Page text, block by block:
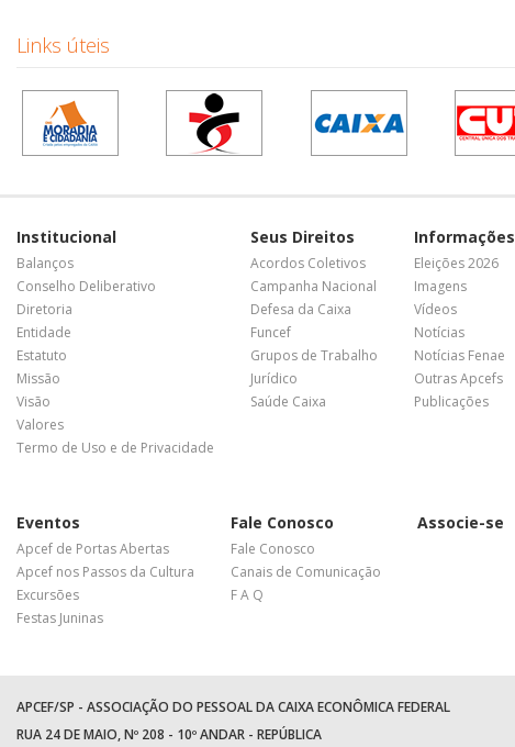
Links úteis
Institucional
Balanços
Conselho Deliberativo
Diretoria
Entidade
Estatuto
Missão
Visão
Valores
Termo de Uso e de Privacidade
Seus Direitos
Acordos Coletivos
Campanha Nacional
Defesa da Caixa
Funcef
Grupos de Trabalho
Jurídico
Saúde Caixa
Informações
Eleições 2026
Imagens
Vídeos
Notícias
Notícias Fenae
Outras Apcefs
Publicações
Eventos
Apcef de Portas Abertas
Apcef nos Passos da Cultura
Excursões
Festas Juninas
Fale Conosco
Fale Conosco
Canais de Comunicação
F A Q
Associe-se
APCEF/SP - ASSOCIAÇÃO DO PESSOAL DA CAIXA ECONÔMICA FEDERAL
RUA 24 DE MAIO, Nº 208 - 10º ANDAR - REPÚBLICA